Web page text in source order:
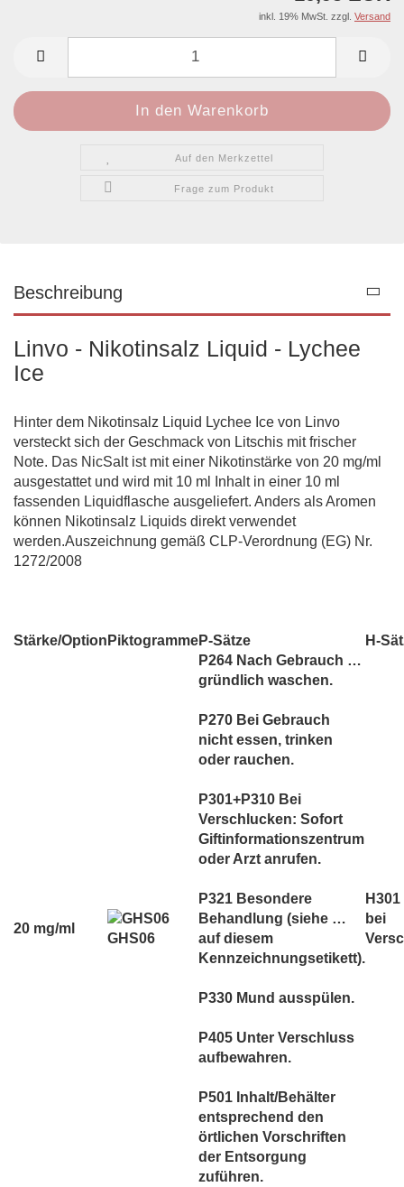
inkl. 19% MwSt. zzgl. Versand
Auf den Merkzettel
Frage zum Produkt
Beschreibung
Linvo - Nikotinsalz Liquid - Lychee
Ice
Hinter dem Nikotinsalz Liquid Lychee Ice von Linvo
versteckt sich der Geschmack von Litschis mit frischer
Note. Das NicSalt ist mit einer Nikotinstärke von 20 mg/ml
ausgestattet und wird mit 10 ml Inhalt in einer 10 ml
fassenden Liquidflasche ausgeliefert. Anders als Aromen
können Nikotinsalz Liquids direkt verwendet
werden.Auszeichnung gemäß CLP-Verordnung (EG) Nr.
1272/2008
Stärke/Option PiktogrammeP-Sätze H-
20 mg/ml
GHS06
P264 Nach Gebrauch …
gründlich waschen.
P270 Bei Gebrauch
nicht essen, trinken
oder rauchen.
P301+P310 Bei
Verschlucken: Sofort
Giftinformationszentrum
oder Arzt anrufen.
P321 Besondere
Behandlung (siehe …
auf diesem
Kennzeichnungsetikett).
P330 Mund ausspülen.
P405 Unter Verschluss
aufbewahren.
P501 Inhalt/Behälter
entsprechend den
örtlichen Vorschriften
der Entsorgung
zuführen.
bei